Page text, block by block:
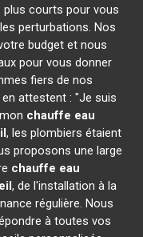
plus courts pour vous
perturbations. Nos
budget et nous
pour vous donner
fiers de nos
attestent : "Je suis
chauffe eau
, les plombiers étaient
proposons une large
chauffe eau
, de l'installation à la
régulière. Nous
à toutes vos